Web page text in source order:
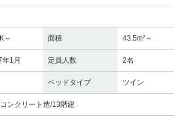
～ 面積 43.5m²～
1月 定員人数 2名
ベッドタイプ ツイン
ンクリート造/13階建